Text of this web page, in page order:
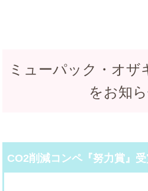
ミューパック・オザ
をお知ら
CO2削減コンペ『努力賞』